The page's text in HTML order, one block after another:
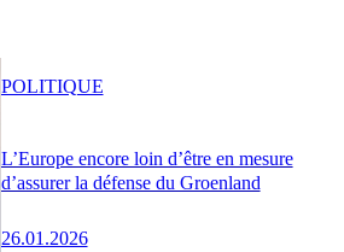
L’Europe encore loin d’être en mesure
d’assurer la défense du Groenland
26.01.2026
POLITIQUE